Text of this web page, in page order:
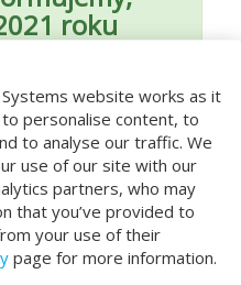
website works as it
personalise content, to
to analyse our traffic. We
use of our site with our
partners, who may
that you’ve provided to
your use of their
page for more information.
roku
pomostów
będą
jest
pod
najwyższej